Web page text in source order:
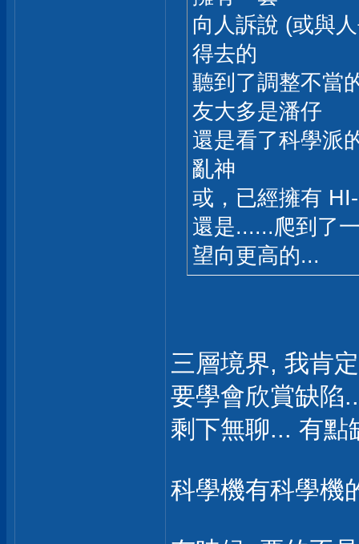
向人訴說 (或與
得去的
聽到了調整不當
友大多是潘仔
還是看了科學派
亂神
或，已經擁有
還是......爬到了
望向更高的...
三層境界, 我肯
要學會欣賞缺陷
剩下無聊... 有點
科學機有科學機